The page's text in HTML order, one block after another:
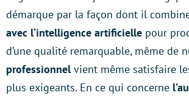
démarque par la façon dont il
avec l’intelligence artificielle pour
d’une qualité remarquable, même de
professionnelvient même satisfaire
plus exigeants. En ce qui concerne